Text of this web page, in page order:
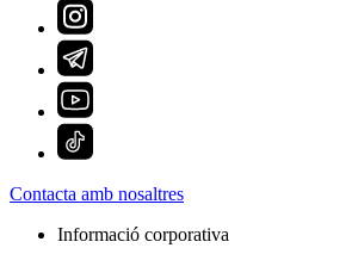
Contacta amb nosaltres
Informació corporativa